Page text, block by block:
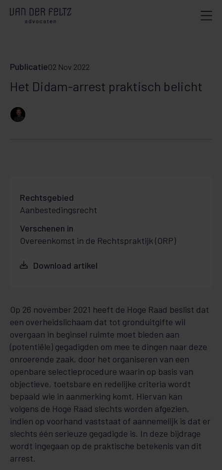
Publicatie02 Nov 2022
Het Didam-arrest praktisch belicht
Rechtsgebied
Aanbestedingsrecht
Verschenen in
Overeenkomst in de Rechtspraktijk (ORP)
Download artikel
Op 26 november 2021 heeft de Hoge Raad beslist dat
een overheidslichaam dat tot gronduitgifte wil
overgaan in beginsel ruimte moet bieden aan
(potentiële) gegadigden om mee te dingen naar deze
onroerende zaak, door het organiseren van een
openbare selectieprocedure waarin op basis van
objectieve, toetsbare en redelijke criteria wordt
bepaald wie in aanmerking komt. Hiervan kan
volgens de Hoge Raad slechts worden afgezien,
indien op voorhand vaststaat of aannemelijk is dat er
slechts één serieuze gegadigde is. In deze bijdrage
wordt ingegaan op de praktische betekenis van dit
arrest.